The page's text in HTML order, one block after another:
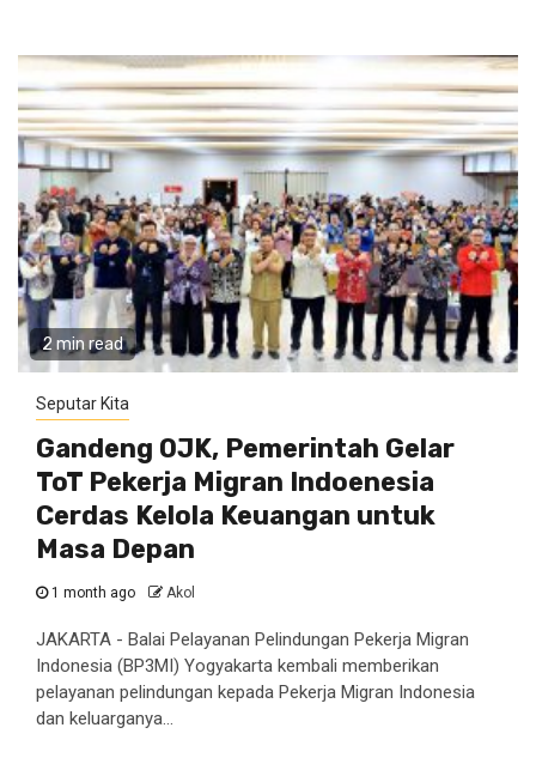
2 min read
Seputar Kita
Gandeng OJK, Pemerintah Gelar
ToT Pekerja Migran Indoenesia
Cerdas Kelola Keuangan untuk
Masa Depan
1 month ago Akol
JAKARTA - Balai Pelayanan Pelindungan Pekerja Migran
Indonesia (BP3MI) Yogyakarta kembali memberikan
pelayanan pelindungan kepada Pekerja Migran Indonesia
dan keluarganya...